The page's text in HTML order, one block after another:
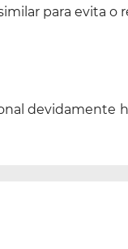
para evita o
devidamente